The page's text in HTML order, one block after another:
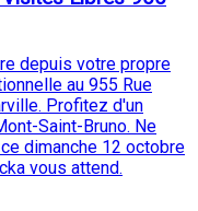
depuis votre propre
au 955 Rue
Profitez d'un
Saint-Bruno. Ne
dimanche 12 octobre
vous attend.